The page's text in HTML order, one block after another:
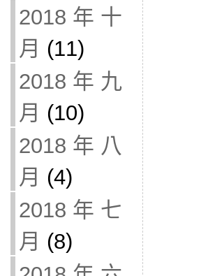
2018 年 十
月 (11)
2018 年 九
月 (10)
2018 年 八
月 (4)
2018 年 七
月 (8)